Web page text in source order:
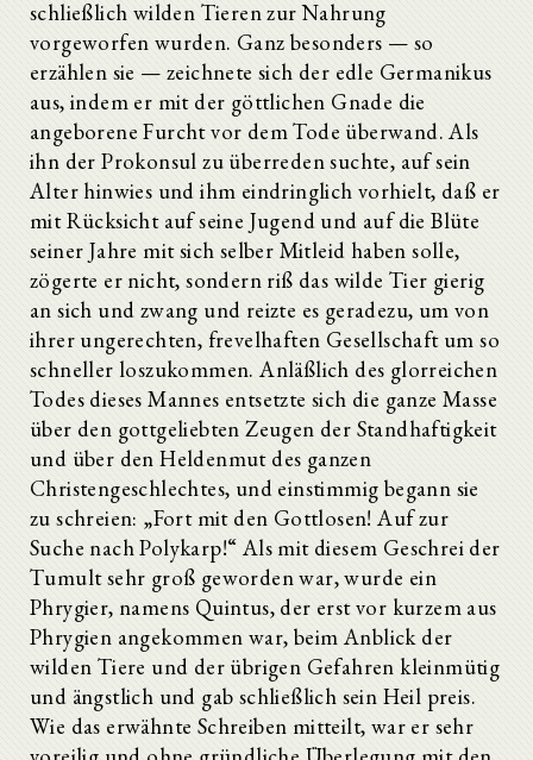
schließlich wilden Tieren zur Nahrung
vorgeworfen wurden. Ganz besonders — so
erzählen sie — zeichnete sich der edle Germanikus
aus, indem er mit der göttlichen Gnade die
angeborene Furcht vor dem Tode überwand. Als
ihn der Prokonsul zu überreden suchte, auf sein
Alter hinwies und ihm eindringlich vorhielt, daß er
mit Rücksicht auf seine Jugend und auf die Blüte
seiner Jahre mit sich selber Mitleid haben solle,
zögerte er nicht, sondern riß das wilde Tier gierig
an sich und zwang und reizte es geradezu, um von
ihrer ungerechten, frevelhaften Gesellschaft um so
schneller loszukommen. Anläßlich des glorreichen
Todes dieses Mannes entsetzte sich die ganze Masse
über den gottgeliebten Zeugen der Standhaftigkeit
und über den Heldenmut des ganzen
Christengeschlechtes, und einstimmig begann sie
zu schreien: „Fort mit den Gottlosen! Auf zur
Suche nach Polykarp!“ Als mit diesem Geschrei der
Tumult sehr groß geworden war, wurde ein
Phrygier, namens Quintus, der erst vor kurzem aus
Phrygien angekommen war, beim Anblick der
wilden Tiere und der übrigen Gefahren kleinmütig
und ängstlich und gab schließlich sein Heil preis.
Wie das erwähnte Schreiben mitteilt, war er sehr